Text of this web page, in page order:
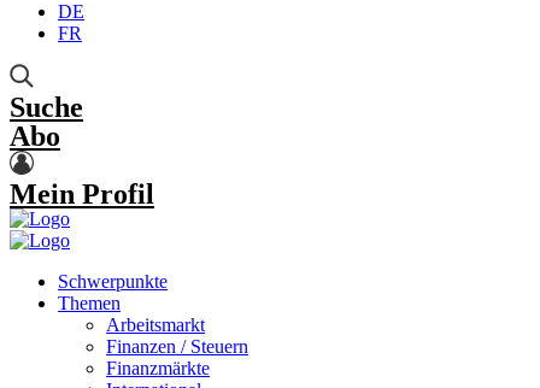
DE
FR
Suche
Abo
Mein Profil
Schwerpunkte
Themen
Arbeitsmarkt
Finanzen / Steuern
Finanzmärkte